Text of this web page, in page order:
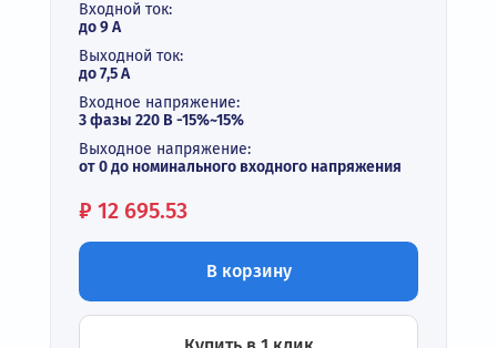
Входной ток:
до 9 А
Выходной ток:
до 7,5 А
Входное напряжение:
3 фазы 220 В -15%~15%
Выходное напряжение:
от 0 до номинального входного напряжения
Цена:
₽ 12 695.53
В корзину